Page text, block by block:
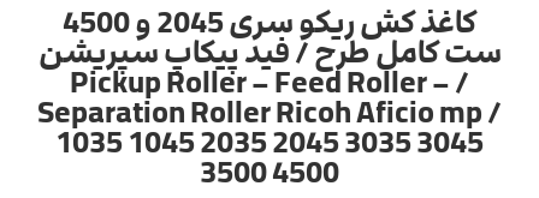
کاغذ کش ریکو سری 2045 و 4500
ست کامل طرح / فید پیکاپ سپریشن
/ Pickup Roller – Feed Roller –
Separation Roller Ricoh Aficio mp /
1035 1045 2035 2045 3035 3045
3500 4500